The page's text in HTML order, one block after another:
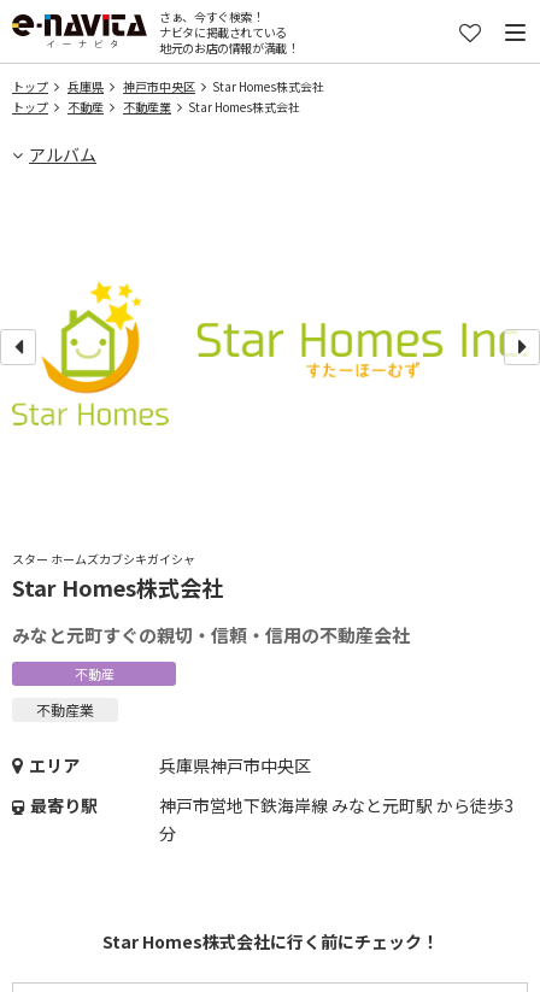
さぁ、今すぐ検索！
ナビタに掲載されている
地元のお店の情報が満載！
トップ 兵庫県 神戸市中央区
Star Homes株式会社
トップ
不動産 不動産業 Star Homes株式会社
アルバム
スター ホームズカブシキガイシャ
Star Homes株式会社
みなと元町すぐの親切・信頼・信用の不動産会社
不動産
不動産業
エリア
兵庫県神戸市中央区
最寄り駅
神戸市営地下鉄海岸線 みなと元町駅 から徒歩3
分
Star Homes株式会社に行く前にチェック！